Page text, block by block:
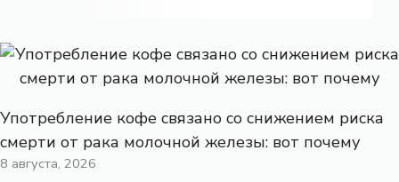
Употребление кофе связано со снижением риска
смерти от рака молочной железы: вот почему
8 августа, 2026